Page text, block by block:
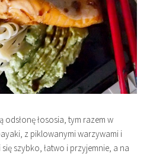
odsłonę łososia, tym razem w
z piklowanymi warzywami i
szybko, łatwo i przyjemnie, a na